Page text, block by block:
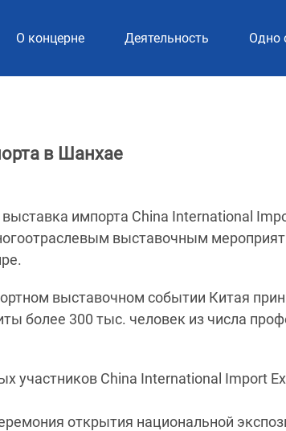
О концерне Деятельность Одно
в Шанхае
импорта China International
выставочным
выставочном событии Китая
более 300 тыс. человек из числа
China International Import
открытия национальной